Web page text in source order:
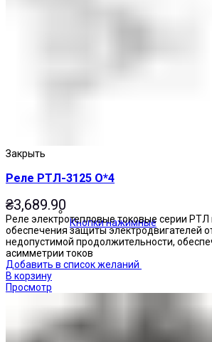
Кнопки нажимные
Закрыть
Реле РТЛ-3125 О*4
₴3,689.90
Реле электротепловые токовые серии
обеспечения защиты электродвигателей
недопустимой продолжительности,
асимметрии токов
Добавить в список желаний
В корзину
Просмотр